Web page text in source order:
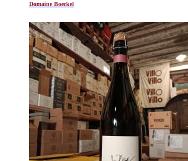
Domaine Boeckel